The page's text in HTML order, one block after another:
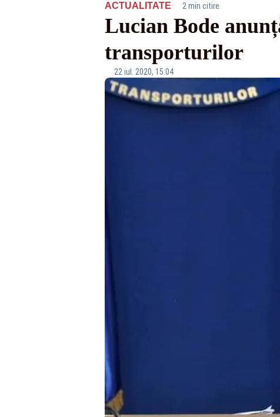
ACTUALITATE· 2 min citire
Lucian Bode
transporturilor
22 iul. 2020, 15:04